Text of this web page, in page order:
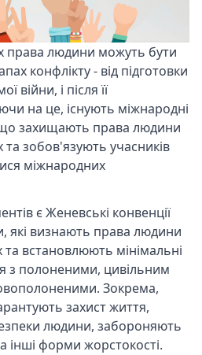
права людини можуть бути
конфлікту - від підготовки
війни, і після її
на це, існують міжнародні
що захищають права людини
та зобов'язують учасників
міжнародних
є Женевські конвенції
які визнають права людини
встановлюють мінімальні
з полоненими, цивільним
Зокрема,
захист життя,
людини, забороняють
інші форми жорстокості.